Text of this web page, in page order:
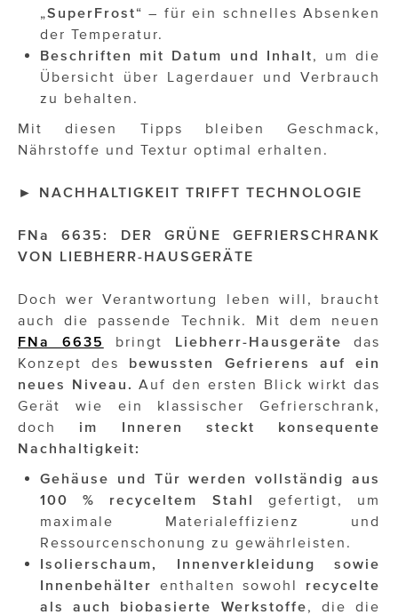
„SuperFrost“ – für ein schnelles Absenken
der Temperatur.
Beschriften mit Datum und Inhalt, um die
Übersicht über Lagerdauer und Verbrauch
zu behalten.
Mit diesen Tipps bleiben Geschmack,
Nährstoffe und Textur optimal erhalten.
► NACHHALTIGKEIT TRIFFT TECHNOLOGIE
FNa 6635: DER GRÜNE GEFRIERSCHRANK
VON LIEBHERR-HAUSGERÄTE
Doch wer Verantwortung leben will, braucht
auch die passende Technik. Mit dem neuen
FNa 6635
bringt Liebherr-Hausgeräte das
Konzept des bewussten Gefrierens auf ein
neues Niveau.Auf den ersten Blick wirkt das
Gerät wie ein klassischer Gefrierschrank,
doch im Inneren steckt konsequente
Nachhaltigkeit:
Gehäuse und Tür werden vollständig aus
100 % recyceltem Stahl
gefertigt, um
maximale Materialeffizienz und
Ressourcenschonung zu gewährleisten.
Isolierschaum, Innenverkleidung sowie
Innenbehälter
enthalten sowohl recycelte
als auch biobasierte Werkstoffe, die die